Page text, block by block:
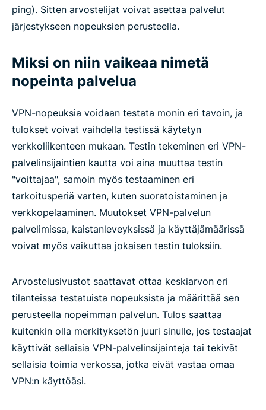
ping). Sitten arvostelijat voivat asettaa palvelut
järjestykseen nopeuksien perusteella.
Miksi on niin vaikeaa nimetä
nopeinta palvelua
VPN-nopeuksia voidaan testata monin eri tavoin, ja
tulokset voivat vaihdella testissä käytetyn
verkkoliikenteen mukaan. Testin tekeminen eri VPN-
palvelinsijaintien kautta voi aina muuttaa testin
"voittajaa", samoin myös testaaminen eri
tarkoitusperiä varten, kuten suoratoistaminen ja
verkkopelaaminen. Muutokset VPN-palvelun
palvelimissa, kaistanleveyksissä ja käyttäjämäärissä
voivat myös vaikuttaa jokaisen testin tuloksiin.
Arvostelusivustot saattavat ottaa keskiarvon eri
tilanteissa testatuista nopeuksista ja määrittää sen
perusteella nopeimman palvelun. Tulos saattaa
kuitenkin olla merkityksetön juuri sinulle, jos testaajat
käyttivät sellaisia VPN-palvelinsijainteja tai tekivät
sellaisia toimia verkossa, jotka eivät vastaa omaa
VPN:n käyttöäsi.